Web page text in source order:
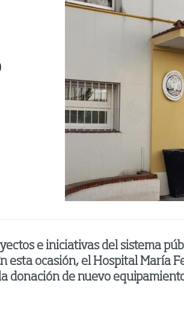
e iniciativas del sistema
esta ocasión, el Hospital María
donación de nuevo